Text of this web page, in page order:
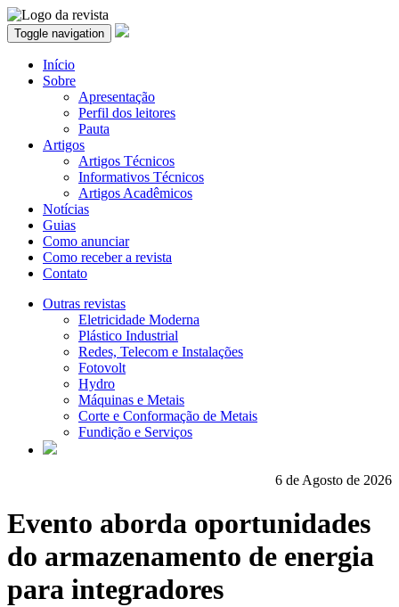
Toggle navigation
Início
Sobre
Apresentação
Perfil dos leitores
Pauta
Artigos
Artigos Técnicos
Informativos Técnicos
Artigos Acadêmicos
Notícias
Guias
Como anunciar
Como receber a revista
Contato
Outras revistas
Eletricidade Moderna
Plástico Industrial
Redes, Telecom e Instalações
Fotovolt
Hydro
Máquinas e Metais
Corte e Conformação de Metais
Fundição e Serviços
6 de Agosto de 2026
Evento aborda oportunidades
do armazenamento de energia
para integradores